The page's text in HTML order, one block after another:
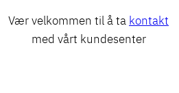
Vær velkommen til å ta kontakt
med vårt kundesenter